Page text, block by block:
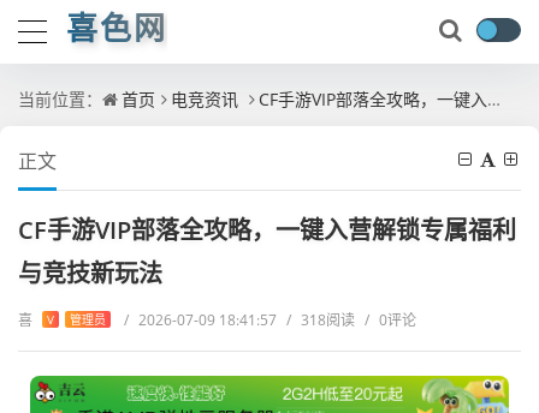
喜色网
当前位置： 首页 电竞资讯 CF手游VIP部落全攻略，一键入营解锁专属福利与竞技新玩法
正文
CF手游VIP部落全攻略，一键入营解锁专属福利
与竞技新玩法
喜 V 管理员 / 2026-07-09 18:41:57 / 318阅读 / 0评论